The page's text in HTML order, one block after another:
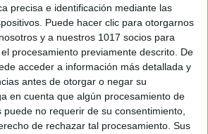
precisa e identificación mediante las
Puede hacer clic para otorgarnos
y a nuestros 1017 socios para
procesamiento previamente descrito. De
acceder a información más detallada y
antes de otorgar o negar su
en cuenta que algún procesamiento de
no requerir de su consentimiento,
de rechazar tal procesamiento. Sus